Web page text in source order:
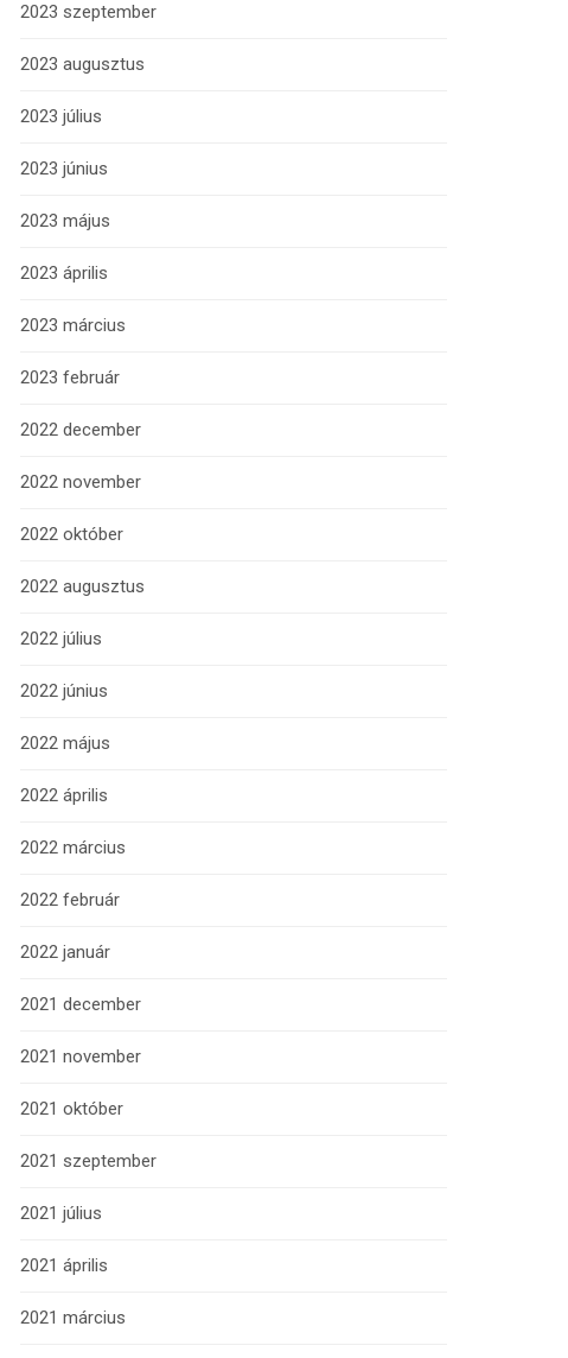
2023 szeptember
2023 augusztus
2023 július
2023 június
2023 május
2023 április
2023 március
2023 február
2022 december
2022 november
2022 október
2022 augusztus
2022 július
2022 június
2022 május
2022 április
2022 március
2022 február
2022 január
2021 december
2021 november
2021 október
2021 szeptember
2021 július
2021 április
2021 március